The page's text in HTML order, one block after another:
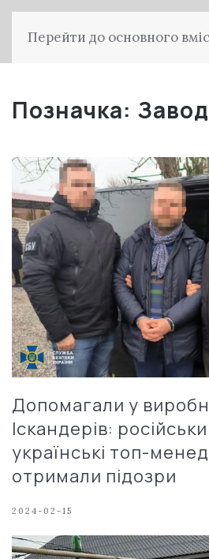
Перейти до основного
Позначка: Завод
Допомагали у
Іскандерів:
українські топ-
отримали підозри
2024-02-15